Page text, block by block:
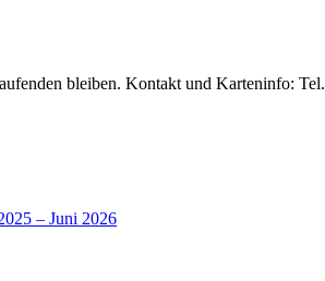
bleiben. Kontakt und Karteninfo: Tel.
– Juni 2026